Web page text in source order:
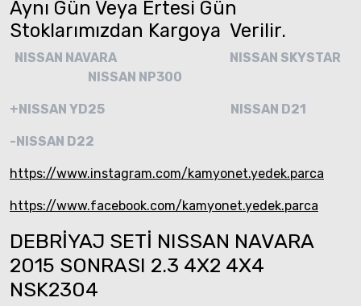
Aynı Gün Veya Ertesi Gün
Stoklarımızdan Kargoya Verilir.
NISSAN NAVARA
NISSAN SKYSTAR
NISSAN NP300
+NISSAN YD25 NISSAN D21
-NISSAN D22
https://www.instagram.com/kamyonet.yedek.parca
https://www.facebook.com/kamyonet.yedek.parca
DEBRİYAJ SETİ NISSAN NAVARA
2015 SONRASI 2.3 4X2 4X4
NSK2304